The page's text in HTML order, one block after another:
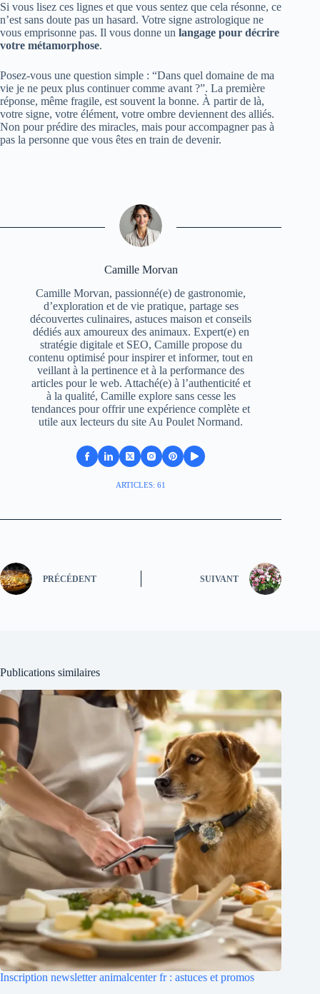
Si vous lisez ces lignes et que vous sentez que cela résonne, ce
n’est sans doute pas un hasard. Votre signe astrologique ne
vous emprisonne pas. Il vous donne un langage pour décrire
votre métamorphose.
Posez-vous une question simple : “Dans quel domaine de ma
vie je ne peux plus continuer comme avant ?”. La première
réponse, même fragile, est souvent la bonne. À partir de là,
votre signe, votre élément, votre ombre deviennent des alliés.
Non pour prédire des miracles, mais pour accompagner pas à
pas la personne que vous êtes en train de devenir.
Camille Morvan
Camille Morvan, passionné(e) de gastronomie,
d’exploration et de vie pratique, partage ses
découvertes culinaires, astuces maison et conseils
dédiés aux amoureux des animaux. Expert(e) en
stratégie digitale et SEO, Camille propose du
contenu optimisé pour inspirer et informer, tout en
veillant à la pertinence et à la performance des
articles pour le web. Attaché(e) à l’authenticité et
à la qualité, Camille explore sans cesse les
tendances pour offrir une expérience complète et
utile aux lecteurs du site Au Poulet Normand.
ARTICLES: 61
PRÉCÉDENT SUIVANT
Publications similaires
Inscription newsletter animalcenter fr : astuces et promos